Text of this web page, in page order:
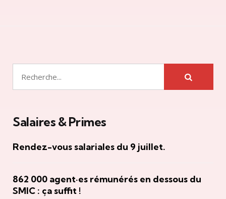
Salaires & Primes
Rendez-vous salariales du 9 juillet.
862 000 agent·es rémunérés en dessous du
SMIC : ça suffit !